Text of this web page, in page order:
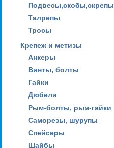
Подвесы,скобы,скрепы
Талрепы
Тросы
Крепеж и метизы
Анкеры
Винты, болты
Гайки
Дюбели
Рым-болты, рым-гайки
Саморезы, шурупы
Спейсеры
Шайбы